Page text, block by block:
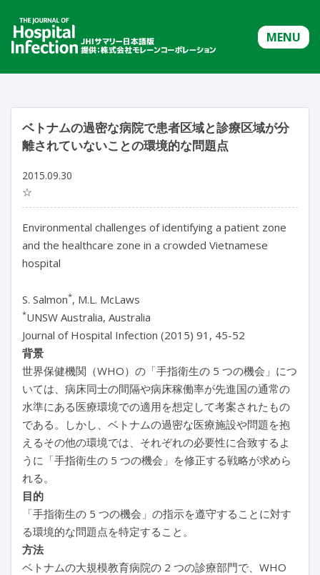
MENU
ベトナムの過密な病院で患者区域と診療区域が分
離されていないことの環境的な問題点
2015.09.30
☆
Environmental challenges of identifying a patient zone
and the healthcare zone in a crowded Vietnamese
hospital
S. Salmon*, M.L. McLaws
*UNSW Australia, Australia
Journal of Hospital Infection (2015) 91, 45-52
背景
世界保健機関（WHO）の「手指衛生の 5 つの機会」につ
いては、病床同士の間隔や病床稼働率が先進国の通常の
水準にある医療環境での適用を想定して考案されたもの
である。しかし、ベトナムの過密な医療施設や問題を抱
えるその他の環境では、それぞれの必要性に合致するよ
うに「手指衛生の 5 つの機会」を修正する戦略が求めら
れる。
目的
「手指衛生の 5 つの機会」の指示を遵守することに対す
る環境的な問題点を特定すること。
方法
ベトナムの大規模教育病院の 2 つの診療部門で、WHO